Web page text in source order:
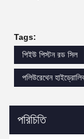
Tags:
পিইউ পিস্টন রড সিল
পলিউরেথেন
পরিচিতি